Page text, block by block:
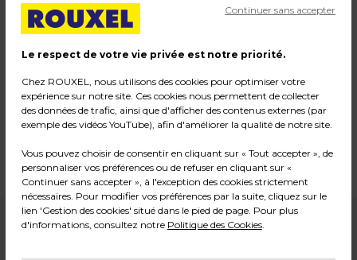
Bac gerbable - Bac Europe 56L 60 x 40 x 27 cm
parois pleines poignées ouvertes
polypropylène gris
Code :19500
Couleur : Gris
Matière : Polypropylène
Dimensions : L 60 x P 40 x H 27 cm
Poids : 2,08 kg
19,90€ HT
Le respect de votre vie privée est notre priorité.
Chez ROUXEL, nous utilisons des cookies pour optimiser votre
expérience sur notre site. Ces cookies nous permettent de collecter
des données de trafic, ainsi que d'afficher des contenus externes (par
exemple des vidéos YouTube), afin d'améliorer la qualité de notre site.
Vous pouvez choisir de consentir en cliquant sur « Tout accepter », de
personnaliser vos préférences ou de refuser en cliquant sur «
Continuer sans accepter », à l'exception des cookies strictement
nécessaires. Pour modifier vos préférences par la suite, cliquez sur le
lien 'Gestion des cookies' situé dans le pied de page. Pour plus
d'informations, consultez notre Politique des Cookies.
Continuer sans accepter